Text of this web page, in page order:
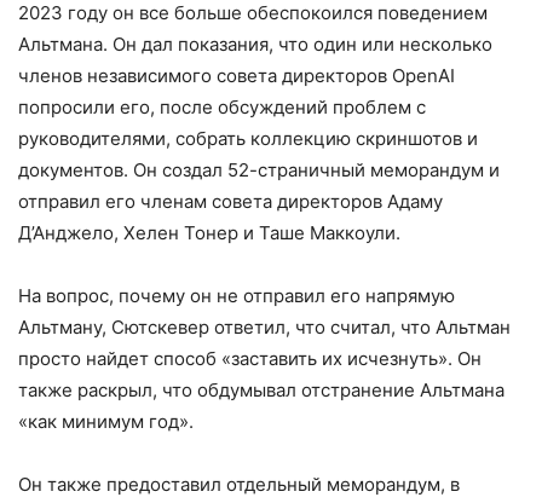
2023 году он все больше обеспокоился поведением
Альтмана. Он дал показания, что один или несколько
членов независимого совета директоров OpenAI
попросили его, после обсуждений проблем с
руководителями, собрать коллекцию скриншотов и
документов. Он создал 52-страничный меморандум и
отправил его членам совета директоров Адаму
Д’Анджело, Хелен Тонер и Таше Маккоули.
На вопрос, почему он не отправил его напрямую
Альтману, Сютскевер ответил, что считал, что Альтман
просто найдет способ «заставить их исчезнуть». Он
также раскрыл, что обдумывал отстранение Альтмана
«как минимум год».
Он также предоставил отдельный меморандум, в